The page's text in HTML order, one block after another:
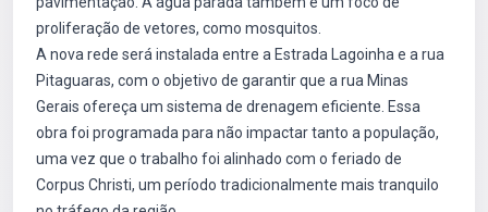
proliferação de vetores, como mosquitos.
A nova rede será instalada entre a Estrada Lagoinha e a rua
Pitaguaras, com o objetivo de garantir que a rua Minas
Gerais ofereça um sistema de drenagem eficiente. Essa
obra foi programada para não impactar tanto a população,
uma vez que o trabalho foi alinhado com o feriado de
Corpus Christi, um período tradicionalmente mais tranquilo